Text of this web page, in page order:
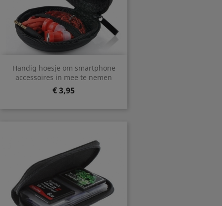
Handig hoesje om smartphone
accessoires in mee te nemen
Prijs
€ 3,95